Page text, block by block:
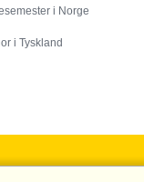
i Norge
i Tyskland